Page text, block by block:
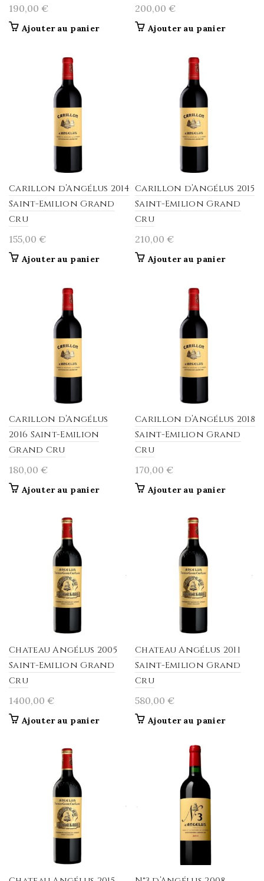
190,00 €
Ajouter au panier
200,00 €
Ajouter au panier
Carillon d’Angélus 2014
Saint-Emilion Grand
Cru
155,00 €
Ajouter au panier
Carillon d’Angélus 2015
Saint-Emilion Grand
Cru
210,00 €
Ajouter au panier
Carillon d’Angélus
2016 Saint-Emilion
Grand Cru
180,00 €
Ajouter au panier
Carillon d’Angélus 2018
Saint-Emilion Grand
Cru
170,00 €
Ajouter au panier
Chateau Angélus 2005
Saint-Emilion Grand
Cru
1400,00 €
Ajouter au panier
Chateau Angélus 2011
Saint-Emilion Grand
Cru
580,00 €
Ajouter au panier